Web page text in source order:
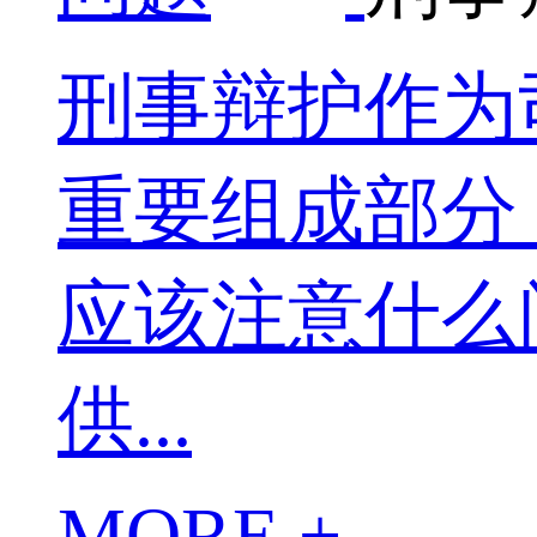
刑事辩护作
重要组成部
应该注意什
供...